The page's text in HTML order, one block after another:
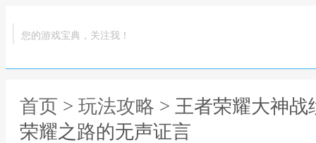
您的游戏宝典，关注我！
首页 > 玩法攻略 > 王者荣耀大神
荣耀之路的无声证言